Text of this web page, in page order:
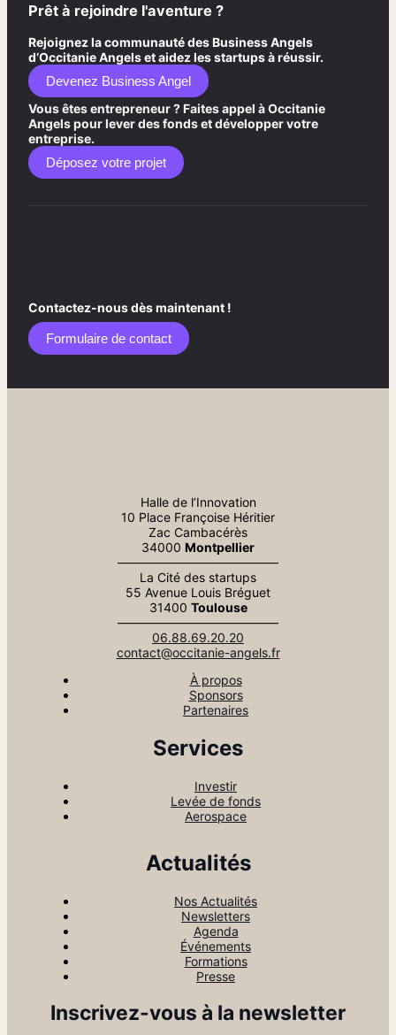
Prêt à rejoindre l'aventure ?
Rejoignez la communauté des Business Angels
d’Occitanie Angels et aidez les startups à réussir.
Devenez Business Angel
Vous êtes entrepreneur ? Faites appel à Occitanie
Angels pour lever des fonds et développer votre
entreprise.
Déposez votre projet
Contactez-nous dès maintenant !
Formulaire de contact​
Halle de l’Innovation
10 Place Françoise Héritier
Zac Cambacérès
34000 Montpellier
—————————————
La Cité des startups
55 Avenue Louis Bréguet
31400 Toulouse
—————————————
06.88.69.20.20
contact@occitanie-angels.fr
À propos
Sponsors
Partenaires
Services
Investir
Levée de fonds
Aerospace
Actualités
Nos Actualités
Newsletters
Agenda
Événements
Formations
Presse
Inscrivez-vous à la newsletter